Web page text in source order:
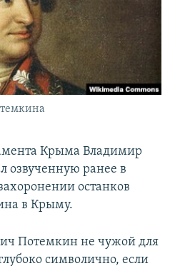
Крыма Владимир
озвученную ранее в
останков
в Крыму.
Потемкин не чужой для
символично, если